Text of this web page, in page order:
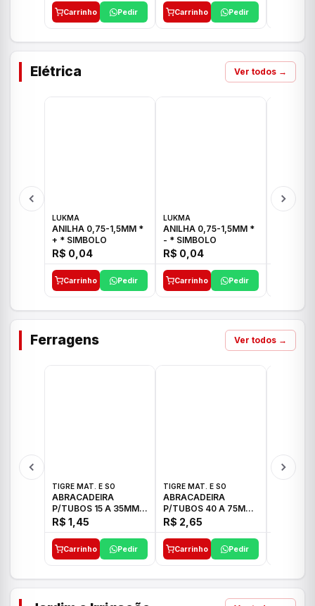
Carrinho Pedir Carrinho Pedir
Elétrica Ver todos →
LUKMA
ANILHA 0,75-1,5MM *
+ * SIMBOLO
R$ 0,04
Carrinho Pedir
LUKMA
ANILHA 0,75-1,5MM *
- * SIMBOLO
R$ 0,04
Carrinho Pedir
Ferragens Ver todos →
TIGRE MAT. E SO
ABRACADEIRA
P/TUBOS 15 A 35MM
TIGRE
R$ 1,45
Carrinho Pedir
TIGRE MAT. E SO
ABRACADEIRA
P/TUBOS 40 A 75MM
TIGRE
R$ 2,65
Carrinho Pedir